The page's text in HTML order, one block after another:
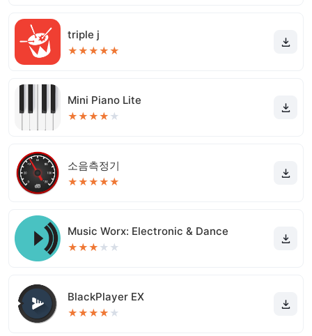
triple j
★★★★★
Mini Piano Lite
★★★★ ★
소음측정기
★★★★★
Music Worx: Electronic & Dance
★★★ ★ ★
BlackPlayer EX
★★★★ ★